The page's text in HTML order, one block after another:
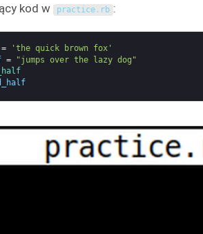
kod w practice. rb :
=
'the quick brown fox'
=
"jumps over the lazy dog"